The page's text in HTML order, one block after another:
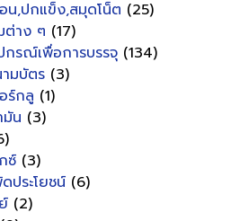
น,ปกแข็ง,สมุดโน็ต (25)
ต่าง ๆ (17)
กรณ์เพื่อการบรรจุ (134)
มบัตร (3)
ร์กลู (1)
น (3)
ซ์ (3)
ประโยชน์ (6)
(2)